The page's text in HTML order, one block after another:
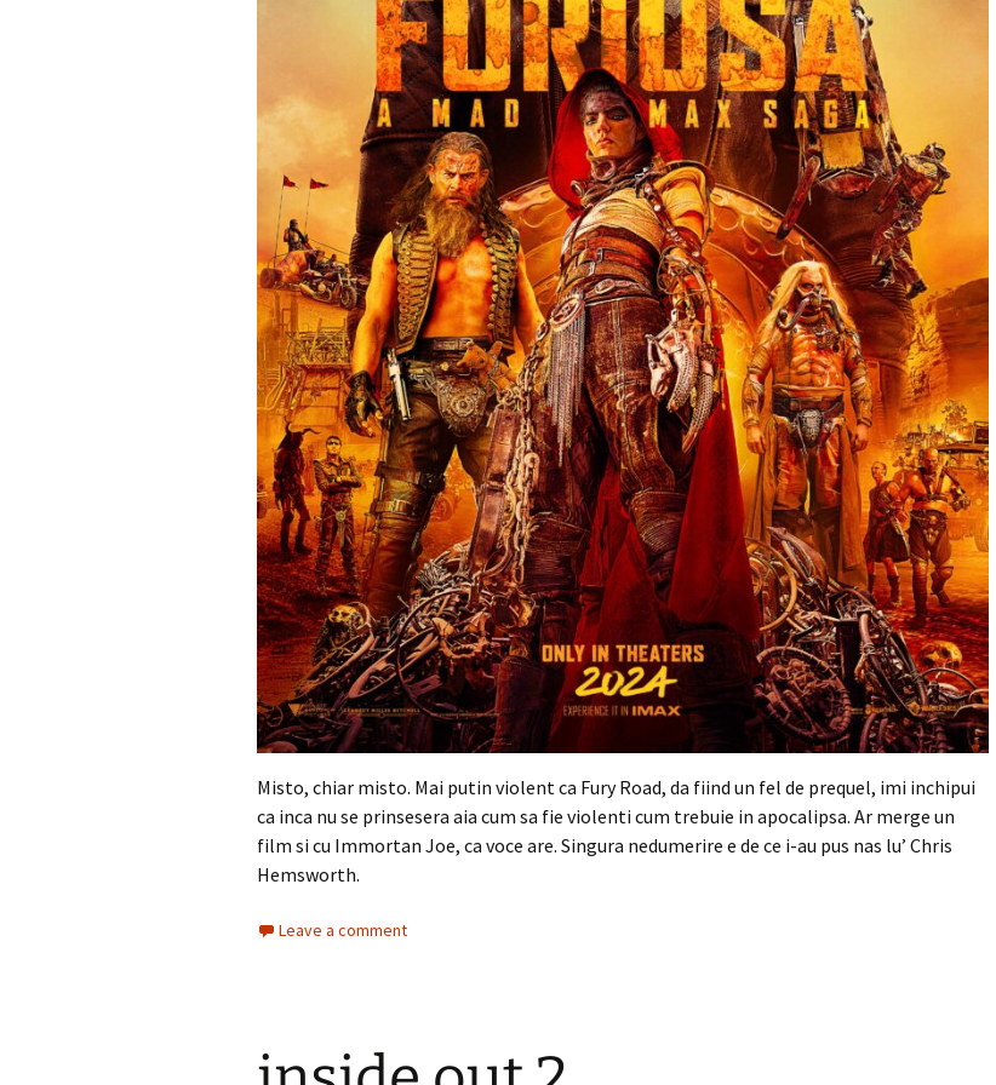
Misto, chiar misto. Mai putin violent ca Fury Road, da fiind un fel de prequel, imi inchipui
ca inca nu se prinsesera aia cum sa fie violenti cum trebuie in apocalipsa. Ar merge un
film si cu Immortan Joe, ca voce are. Singura nedumerire e de ce i-au pus nas lu’ Chris
Hemsworth.
Leave a comment